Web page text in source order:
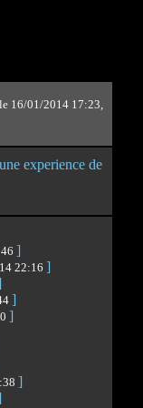
16/01/2014 17:23,
experience de
]
22:16 ]
]
]
]